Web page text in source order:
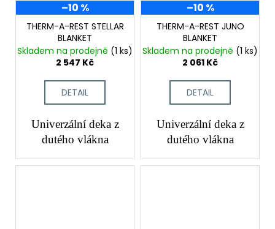
–10 %
THERM-A-REST STELLAR
BLANKET
Skladem na prodejně (1 ks)
2 547 Kč
DETAIL
Univerzální deka z
dutého vlákna
–10 %
THERM-A-REST JUNO
BLANKET
Skladem na prodejně (1 ks)
2 061 Kč
DETAIL
Univerzální deka z
dutého vlákna